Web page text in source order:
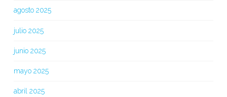
agosto 2025
julio 2025
junio 2025
mayo 2025
abril 2025